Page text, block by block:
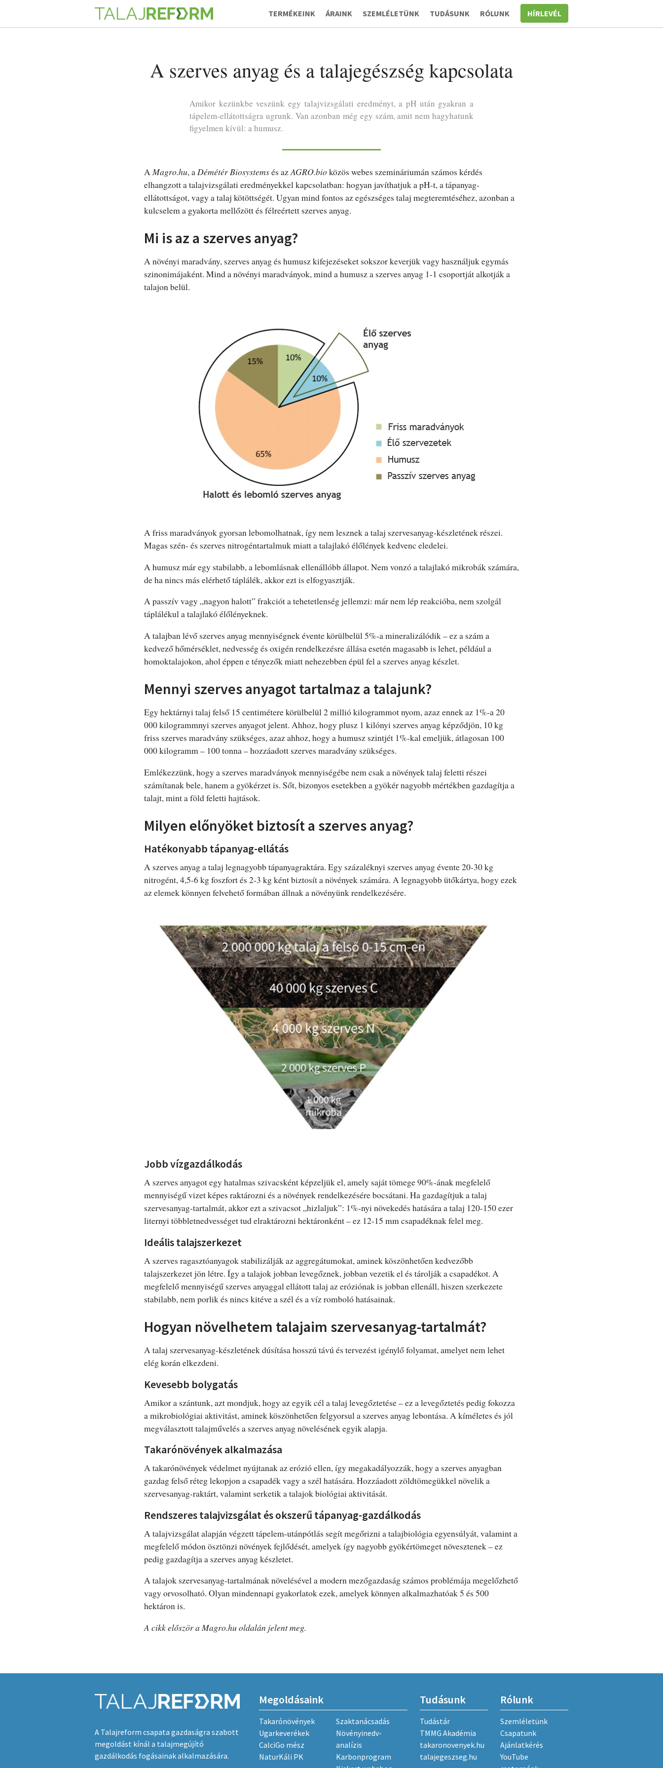
TERMÉKEINK
ÁRAINK SZEMLÉLETÜNK TUDÁSUNK RÓLUNK HÍRLEVÉL
A szerves anyag és a talajegészség kapcsolata
Amikor kezünkbe veszünk egy talajvizsgálati eredményt, a pH után gyakran a
tápelem-ellátottságra ugrunk. Van azonban még egy szám, amit nem hagyhatunk
figyelmen kívül: a humusz.
AMagro.hu, aDémétér Biosystemsés azAGRO.bioközös webes szemináriumán számos kérdés
elhangzott a talajvizsgálati eredményekkel kapcsolatban: hogyan javíthatjuk a pH-t, a tápanyag-
ellátottságot, vagy a talaj kötöttségét. Ugyan mind fontos az egészséges talaj megteremtéséhez, azonban a
kulcselem a gyakorta mellőzött és félreértett szerves anyag.
Mi is az a szerves anyag?
A növényi maradvány, szerves anyag és humusz kifejezéseket sokszor keverjük vagy használjuk egymás
szinonimájaként. Mind a növényi maradványok, mind a humusz a szerves anyag 1-1 csoportját alkotják a
talajon belül.
A friss maradványok gyorsan lebomolhatnak, így nem lesznek a talaj szervesanyag-készletének részei.
Magas szén- és szerves nitrogéntartalmuk miatt a talajlakó élőlények kedvenc eledelei.
A humusz már egy stabilabb, a lebomlásnak ellenállóbb állapot. Nem vonzó a talajlakó mikrobák számára,
de ha nincs más elérhető táplálék, akkor ezt is elfogyasztják.
A passzív vagy „nagyon halott” frakciót a tehetetlenség jellemzi: már nem lép reakcióba, nem szolgál
táplálékul a talajlakó élőlényeknek.
A talajban lévő szerves anyag mennyiségnek évente körülbelül 5%-a mineralizálódik – ez a szám a
kedvező hőmérséklet, nedvesség és oxigén rendelkezésre állása esetén magasabb is lehet, például a
homoktalajokon, ahol éppen e tényezők miatt nehezebben épül fel a szerves anyag készlet.
Mennyi szerves anyagot tartalmaz a talajunk?
Egy hektárnyi talaj felső 15 centimétere körülbelül 2 millió kilogrammot nyom, azaz ennek az 1%-a 20
000 kilogrammnyi szerves anyagot jelent. Ahhoz, hogy plusz 1 kilónyi szerves anyag képződjön, 10 kg
friss szerves maradvány szükséges, azaz ahhoz, hogy a humusz szintjét 1%-kal emeljük, átlagosan 100
000 kilogramm – 100 tonna – hozzáadott szerves maradvány szükséges.
Emlékezzünk, hogy a szerves maradványok mennyiségébe nem csak a növények talaj feletti részei
számítanak bele, hanem a gyökérzet is. Sőt, bizonyos esetekben a gyökér nagyobb mértékben gazdagítja a
talajt, mint a föld feletti hajtások.
Milyen előnyöket biztosít a szerves anyag?
Hatékonyabb tápanyag-ellátás
A szerves anyag a talaj legnagyobb tápanyagraktára. Egy százaléknyi szerves anyag évente 20-30 kg
nitrogént, 4,5-6 kg foszfort és 2-3 kg ként biztosít a növények számára. A legnagyobb ütőkártya, hogy ezek
az elemek könnyen felvehető formában állnak a növényünk rendelkezésére.
Jobb vízgazdálkodás
A szerves anyagot egy hatalmas szivacsként képzeljük el, amely saját tömege 90%-ának megfelelő
mennyiségű vizet képes raktározni és a növények rendelkezésére bocsátani. Ha gazdagítjuk a talaj
szervesanyag-tartalmát, akkor ezt a szivacsot „hizlaljuk”: 1%-nyi növekedés hatására a talaj 120-150 ezer
liternyi többletnedvességet tud elraktározni hektáronként – ez 12-15 mm csapadéknak felel meg.
Ideális talajszerkezet
A szerves ragasztóanyagok stabilizálják az aggregátumokat, aminek köszönhetően kedvezőbb
talajszerkezet jön létre. Így a talajok jobban levegőznek, jobban vezetik el és tárolják a csapadékot. A
megfelelő mennyiségű szerves anyaggal ellátott talaj az eróziónak is jobban ellenáll, hiszen szerkezete
stabilabb, nem porlik és nincs kitéve a szél és a víz romboló hatásainak.
Hogyan növelhetem talajaim szervesanyag-tartalmát?
A talaj szervesanyag-készletének dúsítása hosszú távú és tervezést igénylő folyamat, amelyet nem lehet
elég korán elkezdeni.
Kevesebb bolygatás
Amikor a szántunk, azt mondjuk, hogy az egyik cél a talaj levegőztetése – ez a levegőztetés pedig fokozza
a mikrobiológiai aktivitást, aminek köszönhetően felgyorsul a szerves anyag lebontása. A kíméletes és jól
megválasztott talajművelés a szerves anyag növelésének egyik alapja.
Takarónövények alkalmazása
A takarónövények védelmet nyújtanak az erózió ellen, így megakadályozzák, hogy a szerves anyagban
gazdag felső réteg lekopjon a csapadék vagy a szél hatására. Hozzáadott zöldtömegükkel növelik a
szervesanyag-raktárt, valamint serketik a talajok biológiai aktivitását.
Rendszeres talajvizsgálat és okszerű tápanyag-gazdálkodás
A talajvizsgálat alapján végzett tápelem-utánpótlás segít megőrizni a talajbiológia egyensúlyát, valamint a
megfelelő módon ösztönzi növények fejlődését, amelyek így nagyobb gyökértömeget növesztenek – ez
pedig gazdagítja a szerves anyag készletet.
A talajok szervesanyag-tartalmának növelésével a modern mezőgazdaság számos problémája megelőzhető
vagy orvosolható. Olyan mindennapi gyakorlatok ezek, amelyek könnyen alkalmazhatóak 5 és 500
hektáron is.
A cikk először a Magro.hu oldalán jelent meg.
A Talajreform csapata gazdaságra szabott
megoldást kínál a talajmegújító
gazdálkodás fogásainak alkalmazására.
Megoldásaink
Takarónövények
Ugarkeverékek
CalciGo mész
NaturKáli PK
Szaktanácsadás
Növényinedv-
analízis
Karbonprogram
Tudásunk
Tudástár
TMMG Akadémia
takaronovenyek.hu
talajegeszseg.hu
Rólunk
Szemléletünk
Csapatunk
Ajánlatkérés
YouTube